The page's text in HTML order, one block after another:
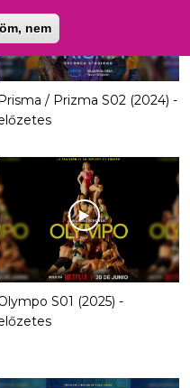
nem
/ Prizma S02 (2024) -
S01 (2025) -